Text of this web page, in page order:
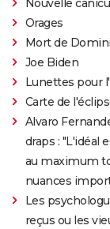
Nouvelle
Orages
Mort de
Joe Biden
Lunettes pour
Carte de
Alvaro
draps : "L'idéal
au maximum
nuances
Les
reçus ou les